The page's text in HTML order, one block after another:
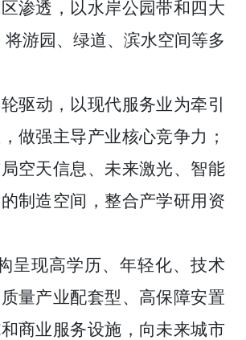
渗透，以水岸公园带和四大
游园、绿道、滨水空间等多
驱动，以现代服务业为牵引
做强主导产业核心竞争力；
空天信息、未来激光、智能
制造空间，整合产学研用资
呈现高学历、年轻化、技术
量产业配套型、高保障安置
商业服务设施，向未来城市